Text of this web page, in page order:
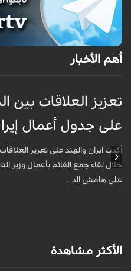
أهم الأخبار
تعزيز العلاقات
على جدول أعمال
أكدت ايران والهند على تعزيز
خلال لقاء جمع القائم بأعمال وزير
على هامش الد...
الأكثر مشاهدة